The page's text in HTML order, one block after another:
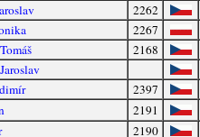
2262
2267
2168
2397
2191
2190